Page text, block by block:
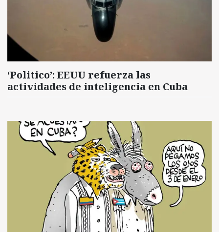
‘Politico’: EEUU refuerza las
actividades de inteligencia en Cuba